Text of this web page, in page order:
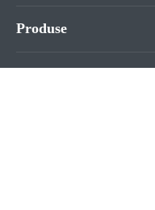
Produse